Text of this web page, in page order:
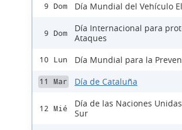
9 Dom Día Mundial del Vehículo
9 Dom
Día Internacional para
Ataques
10 Lun Día Mundial para la
11 Mar Día de Cataluña
12 Mié
Día de las Naciones
Sur